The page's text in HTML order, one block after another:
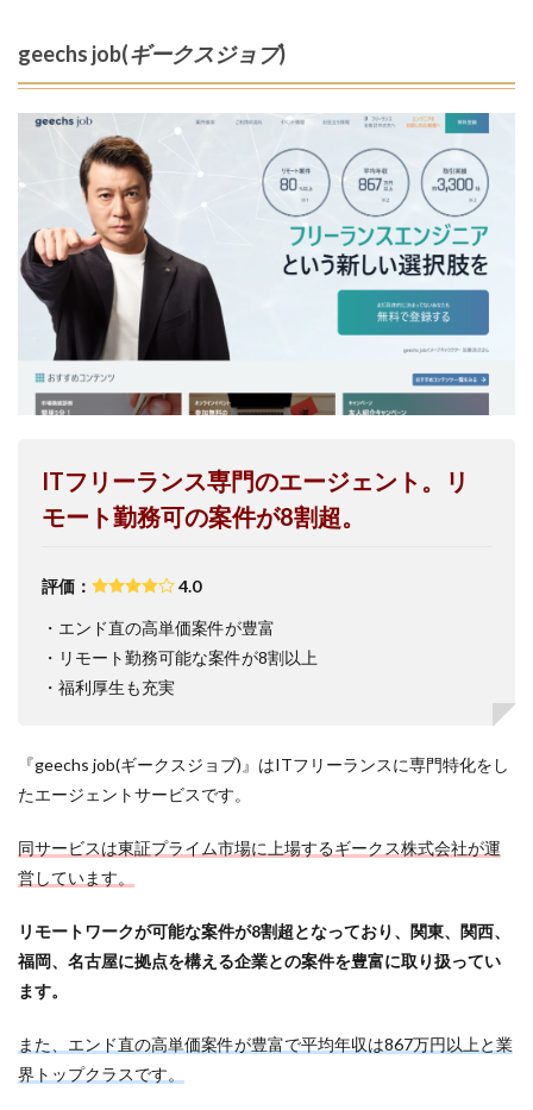
geechs job(ギークスジョブ)
ITフリーランス専門のエージェント。リ
モート勤務可の案件が8割超。
評価： 4.0
・エンド直の高単価案件が豊富
・リモート勤務可能な案件が8割以上
・福利厚生も充実
『geechs job(ギークスジョブ)』はITフリーランスに専門特化をし
たエージェントサービスです。
同サービスは東証プライム市場に上場するギークス株式会社が運
営しています。
リモートワークが可能な案件が8割超となっており、関東、関西、
福岡、名古屋に拠点を構える企業との案件を豊富に取り扱ってい
ます。
また、エンド直の高単価案件が豊富で平均年収は867万円以上と業
界トップクラスです。